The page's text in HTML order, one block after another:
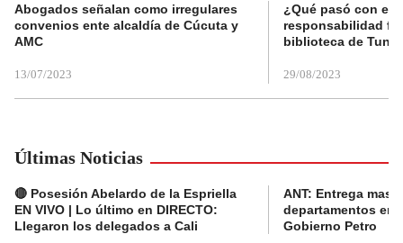
Abogados señalan como irregulares
convenios ente alcaldía de Cúcuta y
AMC
13/07/2023
¿Qué pasó con el
responsabilidad
biblioteca de
29/08/2023
Últimas Noticias
🔴 Posesión Abelardo de la Espriella
EN VIVO | Lo último en DIRECTO:
Llegaron los delegados a Cali
ANT: Entrega
departamentos en
Gobierno Petro